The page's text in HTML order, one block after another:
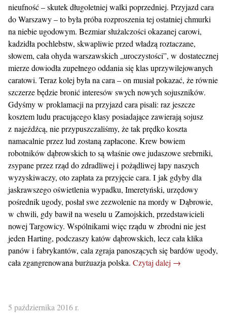
nieufność – skutek długoletniej walki poprzedniej. Przyjazd cara
do Warszawy – to była próba rozproszenia tej ostatniej chmurki
na niebie ugodowym. Bezmiar służalczości okazanej carowi,
kadzidła pochlebstw, skwapliwie przed władzą roztaczane,
słowem, cała ohyda warszawskich „uroczystości”, w dostatecznej
mierze dowiodła zupełnego oddania się klas uprzywilejowanych
caratowi. Teraz kolej była na cara – on musiał pokazać, że równie
szczerze będzie bronić interesów swych nowych sojuszników.
Gdyśmy w proklamacji na przyjazd cara pisali: raz jeszcze
kosztem ludu pracującego klasy posiadające zawierają sojusz
z najeźdźcą, nie przypuszczaliśmy, że tak prędko koszta
namacalnie przez lud zostaną zapłacone. Krew bowiem
robotników dąbrowskich to są właśnie owe judaszowe srebrniki,
zsypane przez rząd do zdradliwej i pożądliwej łapy naszych
wyzyskiwaczy, oto zapłata za przyjęcie cara. I jak gdyby dla
jaskrawszego oświetlenia wypadku, Imeretyński, urzędowy
pośrednik ugody, posłał swe zezwolenie na mordy w Dąbrowie,
w chwili, gdy bawił na weselu u Zamojskich, przedstawicieli
nowej Targowicy. Wspólnikami więc rządu w zbrodni nie jest
jeden Harting, podczaszy katów dąbrowskich, lecz cała klika
panów i fabrykantów, cala zgraja panoszących się bardów ugody,
cała zgangrenowana burżuazja polska. Czytaj dalej →
5 października 2016 r.